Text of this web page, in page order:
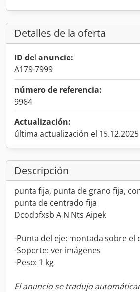
Detalles de la oferta
ID del anuncio:
A179-7999
número de referencia:
9964
Actualización:
última actualización el 15.12.2025
Descripción
punta fija, punta de grano fija,
punta de centrado fija
Dcodpfxsb A N Nts Aipek
-Punta del eje: montada sobre el
-Soporte: ver imágenes
-Peso: 1 kg
El anuncio se tradujo